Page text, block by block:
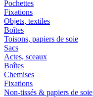
Pochettes
Fixations
Objets, textiles
Boîtes
Toisons, papiers de soie
Sacs
Actes, sceaux
Boîtes
Chemises
Fixations
Non-tissés & papiers de soie